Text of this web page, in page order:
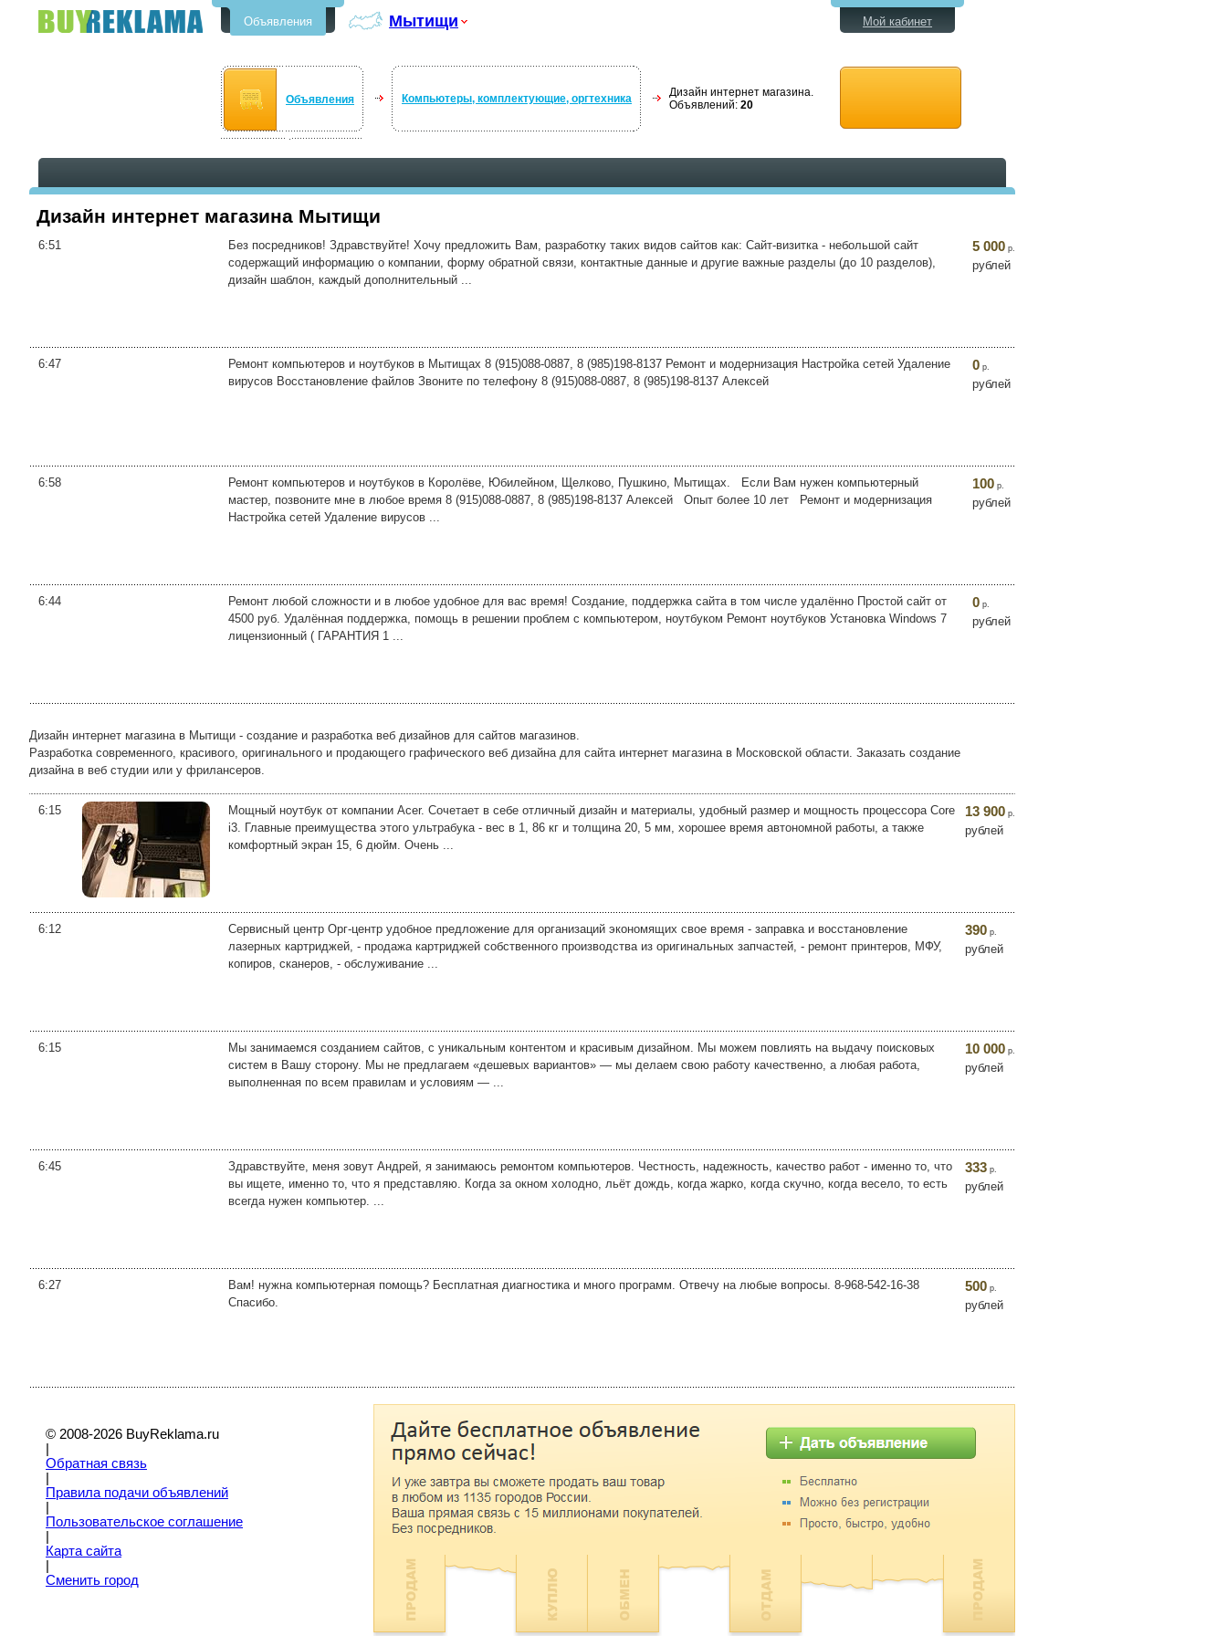
Объявления Мытищи
Объявления Компьютеры, комплектующие, оргтехника
Дизайн интернет магазина.
Объявлений: 20
Мой кабинет
Дизайн интернет магазина Мытищи
6:51
Без посредников! Здравствуйте! Хочу предложить Вам, разработку таких видов сайтов как: Сайт-визитка - небольшой сайт
содержащий информацию о компании, форму обратной связи, контактные данные и другие важные разделы (до 10 разделов),
дизайн шаблон, каждый дополнительный ...
5 000 р.
рублей
6:47
Ремонт компьютеров и ноутбуков в Мытищах 8 (915)088-0887, 8 (985)198-8137 Ремонт и модернизация Настройка сетей Удаление
вирусов Восстановление файлов Звоните по телефону 8 (915)088-0887, 8 (985)198-8137 Алексей
0 р.
рублей
6:58
Ремонт компьютеров и ноутбуков в Королёве, Юбилейном, Щелково, Пушкино, Мытищах. Если Вам нужен компьютерный
мастер, позвоните мне в любое время 8 (915)088-0887, 8 (985)198-8137 Алексей Опыт более 10 лет Ремонт и модернизация
Настройка сетей Удаление вирусов ...
100 р.
рублей
6:44
Ремонт любой сложности и в любое удобное для вас время! Создание, поддержка сайта в том числе удалённо Простой сайт от
4500 руб. Удалённая поддержка, помощь в решении проблем с компьютером, ноутбуком Ремонт ноутбуков Установка Windows 7
лицензионный ( ГАРАНТИЯ 1 ...
0 р.
рублей
Дизайн интернет магазина в Мытищи - создание и разработка веб дизайнов для сайтов магазинов.
Разработка современного, красивого, оригинального и продающего графического веб дизайна для сайта интернет магазина в Московской области. Заказать создание
дизайна в веб студии или у фрилансеров.
6:15
Мощный ноутбук от компании Acer. Сочетает в себе отличный дизайн и материалы, удобный размер и мощность процессора Core
i3. Главные преимущества этого ультрабука - вес в 1, 86 кг и толщина 20, 5 мм, хорошее время автономной работы, а также
комфортный экран 15, 6 дюйм. Очень ...
13 900 р.
рублей
6:12
Сервисный центр Орг-центр удобное предложение для организаций экономящих свое время - заправка и восстановление
лазерных картриджей, - продажа картриджей собственного производства из оригинальных запчастей, - ремонт принтеров, МФУ,
копиров, сканеров, - обслуживание ...
390 р.
рублей
6:15
Мы занимаемся созданием сайтов, с уникальным контентом и красивым дизайном. Мы можем повлиять на выдачу поисковых
систем в Вашу сторону. Мы не предлагаем «дешевых вариантов» — мы делаем свою работу качественно, а любая работа,
выполненная по всем правилам и условиям — ...
10 000 р.
рублей
6:45
Здравствуйте, меня зовут Андрей, я занимаюсь ремонтом компьютеров. Честность, надежность, качество работ - именно то, что
вы ищете, именно то, что я представляю. Когда за окном холодно, льёт дождь, когда жарко, когда скучно, когда весело, то есть
всегда нужен компьютер. ...
333 р.
рублей
6:27
Вам! нужна компьютерная помощь? Бесплатная диагностика и много программ. Отвечу на любые вопросы. 8-968-542-16-38
Спасибо.
500 р.
рублей
© 2008-2026 BuyReklama.ru
Обратная связь
Правила подачи объявлений
Пoльзовательское соглашение
Карта сайта
Сменить город